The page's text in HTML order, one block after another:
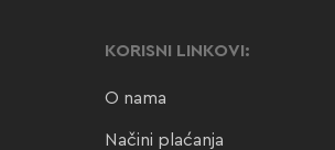
KORISNI LINKOVI:
O nama
Načini plaćanja